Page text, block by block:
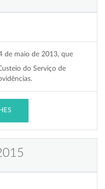
de maio de 2013, que
do Serviço de